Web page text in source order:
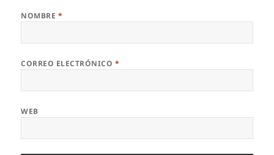
NOMBRE *
CORREO ELECTRÓNICO *
WEB